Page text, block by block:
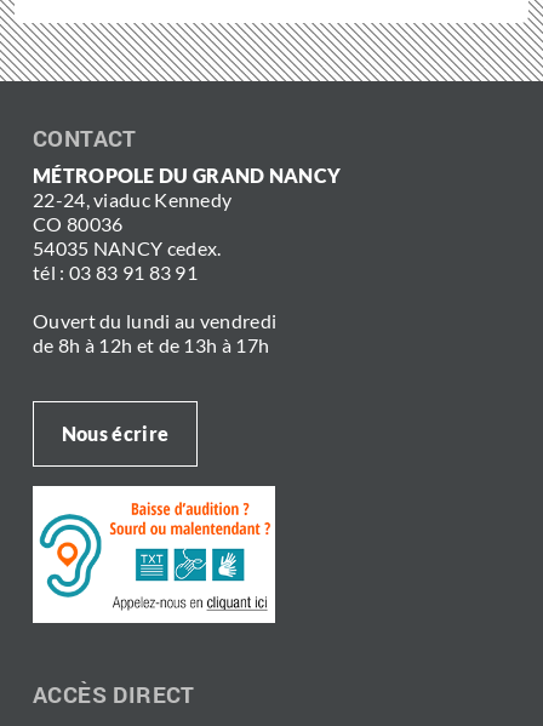
CONTACT
MÉTROPOLE DU GRAND NANCY
22-24, viaduc Kennedy
CO 80036
54035 NANCY cedex.
tél : 03 83 91 83 91
Ouvert du lundi au vendredi
de 8h à 12h et de 13h à 17h
Nous écrire
ACCÈS DIRECT